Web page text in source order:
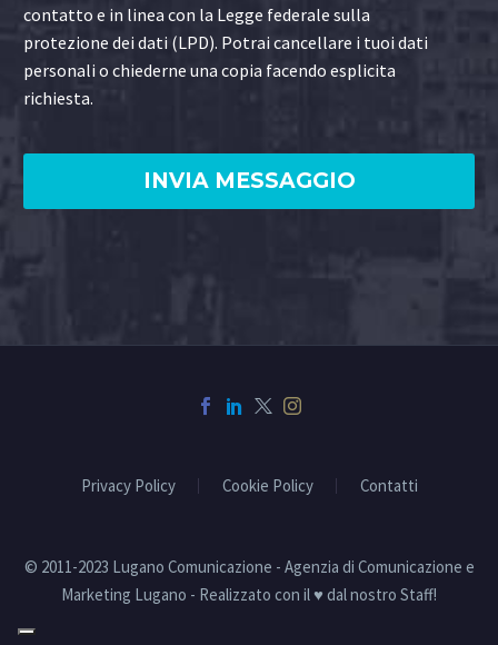
contatto e in linea con la Legge federale sulla
protezione dei dati (LPD). Potrai cancellare i tuoi dati
personali o chiederne una copia facendo esplicita
richiesta.
Privacy Policy Cookie Policy Contatti
© 2011-2023 Lugano Comunicazione - Agenzia di Comunicazione e
Marketing Lugano - Realizzato con il ♥ dal nostro Staff!